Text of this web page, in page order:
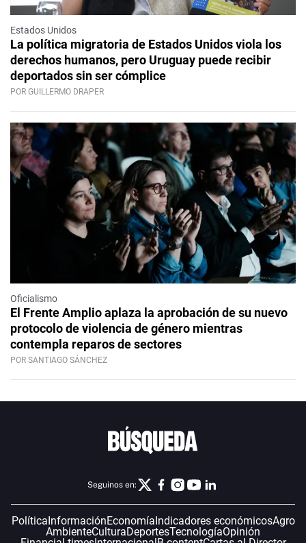
Estados Unidos
La política migratoria de Estados Unidos viola los
derechos humanos, pero Uruguay puede recibir
deportados sin ser cómplice
POR GUILLERMO DRAPER
Oficialismo
El Frente Amplio aplaza la aprobación de su nuevo
protocolo de violencia de género mientras
contempla reparos de sectores
POR SANTIAGO SÁNCHEZ
Seguinos en:
PolíticaInformaciónEconomíaIndicadores económicosAgro
AmbienteCulturaDeportesTecnologíaOpinión